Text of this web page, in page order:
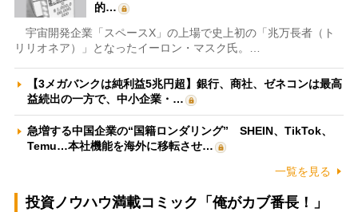
的…
宇宙開発企業「スペースX」の上場で史上初の「兆万長者（ト
リリオネア）」となったイーロン・マスク氏。…
【3メガバンクは純利益5兆円超】銀行、商社、ゼネコンは最高
益続出の一方で、中小企業・…
急増する中国企業の“国籍ロンダリング” SHEIN、TikTok、
Temu…本社機能を海外に移転させ…
一覧を見る
投資ノウハウ満載コミック「俺がカブ番長！」